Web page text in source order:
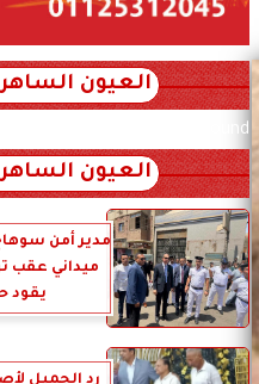
العيون
rss/~12.xml x0n not found
العيون
مدير أمن
ميداني عقب
يقود
رد الجميل